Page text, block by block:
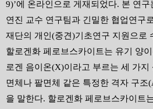
9)’에 온라인으로 게재되었다. 본 연구
연진 교수 연구팀과 긴밀한 협업연구
재단의 개인 (중견)기초연구 지원으로
할로겐화 페로브스카이트는 유기 양
로겐 음이온(X)이라고 부르는 세 가지
면체나 팔면체 같은 특정한 격자 구조
을 말한다. 할로겐화 페로브스카이트